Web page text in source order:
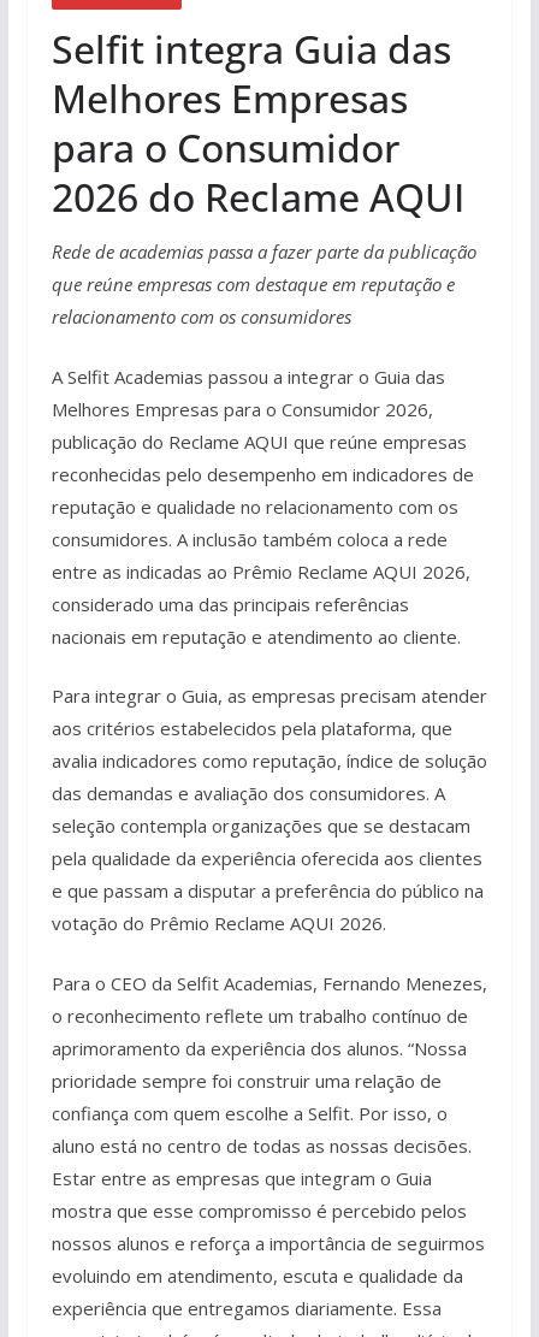
Selfit integra Guia das
Melhores Empresas
para o Consumidor
2026 do Reclame AQUI
Rede de academias passa a fazer parte da publicação
que reúne empresas com destaque em reputação e
relacionamento com os consumidores
A Selfit Academias passou a integrar o Guia das
Melhores Empresas para o Consumidor 2026,
publicação do Reclame AQUI que reúne empresas
reconhecidas pelo desempenho em indicadores de
reputação e qualidade no relacionamento com os
consumidores. A inclusão também coloca a rede
entre as indicadas ao Prêmio Reclame AQUI 2026,
considerado uma das principais referências
nacionais em reputação e atendimento ao cliente.
Para integrar o Guia, as empresas precisam atender
aos critérios estabelecidos pela plataforma, que
avalia indicadores como reputação, índice de solução
das demandas e avaliação dos consumidores. A
seleção contempla organizações que se destacam
pela qualidade da experiência oferecida aos clientes
e que passam a disputar a preferência do público na
votação do Prêmio Reclame AQUI 2026.
Para o CEO da Selfit Academias, Fernando Menezes,
o reconhecimento reflete um trabalho contínuo de
aprimoramento da experiência dos alunos. “Nossa
prioridade sempre foi construir uma relação de
confiança com quem escolhe a Selfit. Por isso, o
aluno está no centro de todas as nossas decisões.
Estar entre as empresas que integram o Guia
mostra que esse compromisso é percebido pelos
nossos alunos e reforça a importância de seguirmos
evoluindo em atendimento, escuta e qualidade da
experiência que entregamos diariamente. Essa